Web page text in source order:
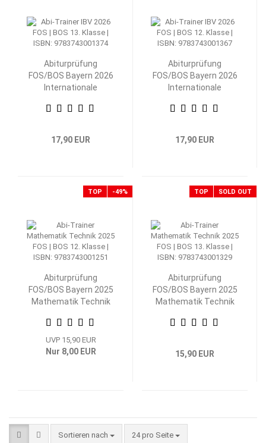
Abiturprüfung
FOS/BOS Bayern 2026
Internationale
Volkswirtschaftslehre
17,90 EUR
Abiturprüfung
FOS/BOS Bayern 2026
Internationale
Volkswirtschaftslehre
17,90 EUR
TOP -49%
Abiturprüfung
FOS/BOS Bayern 2025
Mathematik Technik
UVP 15,90 EUR
Nur 8,00 EUR
TOP SOLD OUT
Abiturprüfung
FOS/BOS Bayern 2025
Mathematik Technik
15,90 EUR
Sortieren nach
Sortieren nach 24 pro Seite
pro Seite